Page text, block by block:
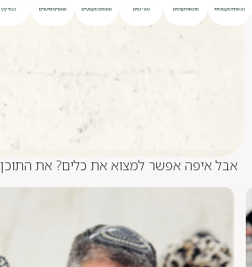
סדנאות וקורסים ערבי נשים מפגשים מקצועיים מאמרים ושיעורים כנסי קיץ
איך בונים בית יציב ושמח
זה מצריך השקעה, טיפוח ולמידה
איך בונים את מה שלא רואים?
את האווירה, את הקשר, את השמחה
רוצות לבנות בית יציב ומצמיח, ילדים שמחים
אפשר למצוא את כלים? את התוכן? את